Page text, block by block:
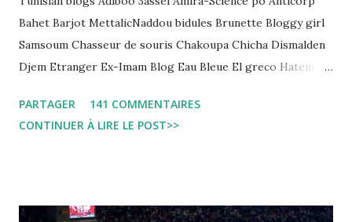
Bahet Barjot MettalicNaddou bidules Brunette Bloggy girl
Samsoum Chasseur de souris Chakoupa Chicha Dismalden
Djem Etranger Ex-Imam Blog Eau Bleue El greco Hatem
Leila fi amarikia Little Sarah American girl Massir mots a
dire Mouch ex Mazzika Tun...
PARTAGER
141 COMMENTAIRES
CONTINUER À LIRE LE POST>>